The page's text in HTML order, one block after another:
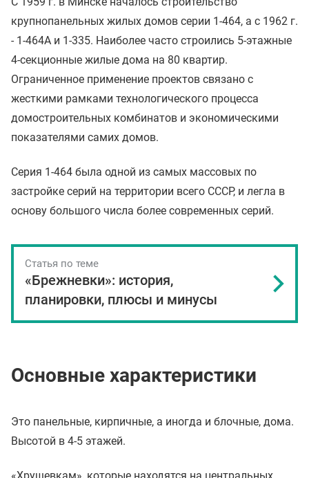
крупнопанельных жилых домов серии 1-464, а с 1962 г.
- 1-464А и 1-335. Наиболее часто строились 5-этажные
4-секционные жилые дома на 80 квартир.
Ограниченное применение проектов связано с
жесткими рамками технологического процесса
домостроительных комбинатов и экономическими
показателями самих домов.
Серия 1-464 была одной из самых массовых по
застройке серий на территории всего СССР, и легла в
основу большого числа более современных серий.
Статья по теме
«Брежневки»: история,
планировки, плюсы и минусы
Основные характеристики
Это панельные, кирпичные, а иногда и блочные, дома.
Высотой в 4-5 этажей.
«Хрущевкам», которые находятся на центральных